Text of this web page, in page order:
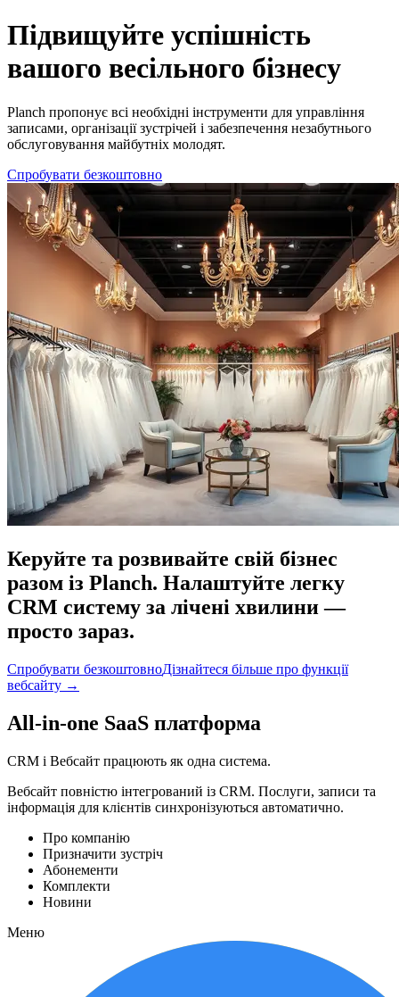
Ідеальне програмне забезпечення для весільних салонів | Planch
Підвищуйте успішність
вашого весільного бізнесу
Planch пропонує всі необхідні інструменти для управління
записами, організації зустрічей і забезпечення незабутнього
обслуговування майбутніх молодят.
Спробувати безкоштовно
Керуйте та розвивайте свій бізнес
разом із Planch. Налаштуйте легку
CRM систему за лічені хвилини —
просто зараз.
Спробувати безкоштовноДізнайтеся більше про функції
вебсайту →
All-in-one SaaS платформа
CRM і Вебсайт працюють як одна система.
Вебсайт повністю інтегрований із CRM. Послуги, записи та
інформація для клієнтів синхронізуються автоматично.
Про компанію
Призначити зустріч
Абонементи
Комплекти
Новини
Меню